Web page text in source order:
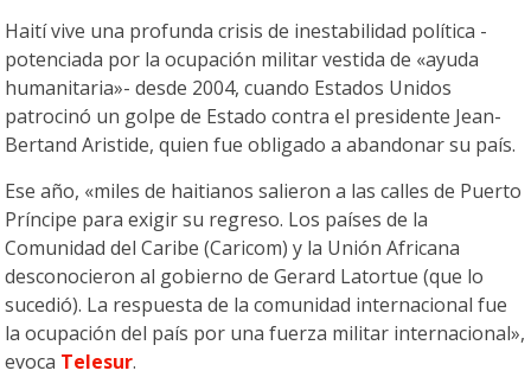
Haití vive una profunda crisis de inestabilidad política -
potenciada por la ocupación militar vestida de «ayuda
humanitaria»- desde 2004, cuando Estados Unidos
patrocinó un golpe de Estado contra el presidente Jean-
Bertand Aristide, quien fue obligado a abandonar su país.
Ese año, «miles de haitianos salieron a las calles de Puerto
Príncipe para exigir su regreso. Los países de la
Comunidad del Caribe (Caricom) y la Unión Africana
desconocieron al gobierno de Gerard Latortue (que lo
sucedió). La respuesta de la comunidad internacional fue
la ocupación del país por una fuerza militar internacional»,
evoca Telesur.